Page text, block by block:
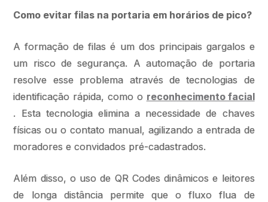
Como evitar filas na portaria em horários de pico?
A formação de filas é um dos principais gargalos e
um risco de segurança. A automação de portaria
resolve esse problema através de tecnologias de
identificação rápida, como o reconhecimento facial
. Esta tecnologia elimina a necessidade de chaves
físicas ou o contato manual, agilizando a entrada de
moradores e convidados pré-cadastrados.
Além disso, o uso de QR Codes dinâmicos e leitores
de longa distância permite que o fluxo flua de